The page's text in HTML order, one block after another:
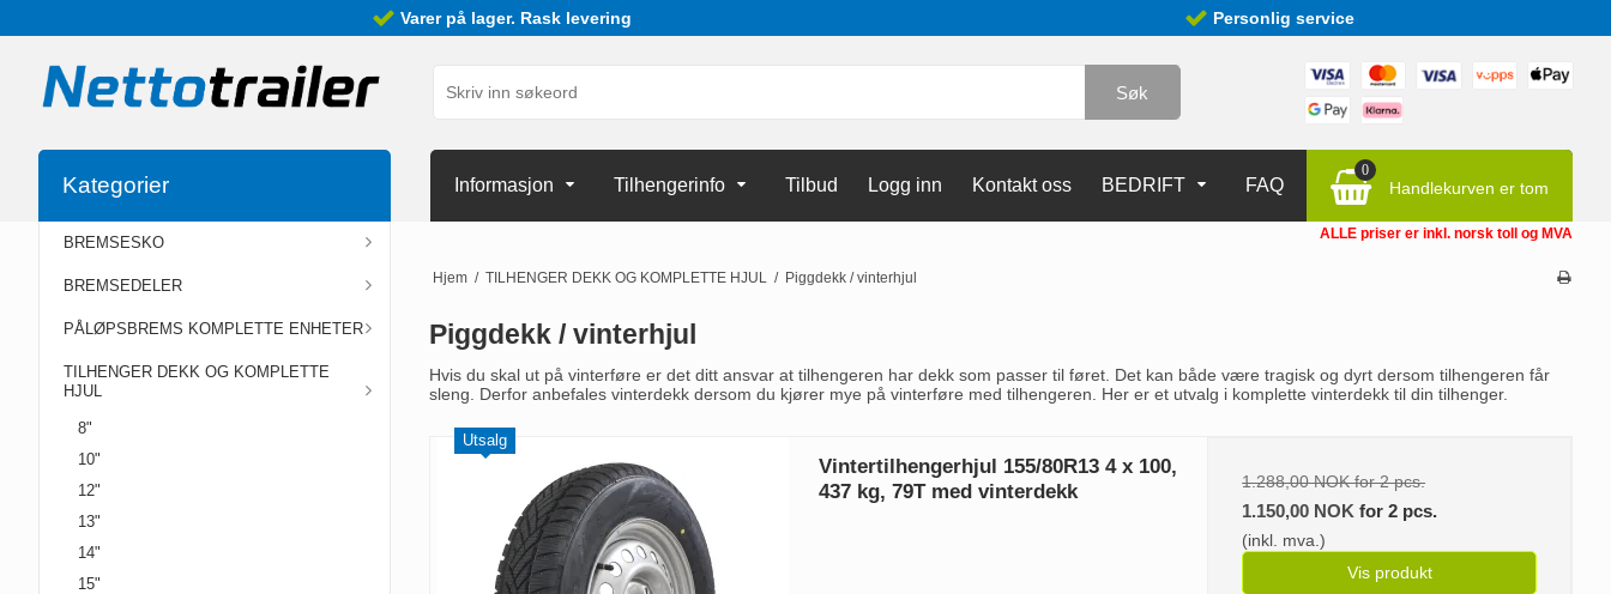
Varer på lager. Rask levering Personlig service
Søk
0
Handlekurven er tom
Informasjon Tilhengerinfo Tilbud Logg inn Kontakt oss BEDRIFT FAQ
Kategorier
BREMSESKO
BREMSEDELER
PÅLØPSBREMS KOMPLETTE ENHETER
TILHENGER DEKK OG KOMPLETTE
HJUL
8"
10"
12"
13"
14"
15"
ALLE priser er inkl. norsk toll og MVA
Hjem / TILHENGER DEKK OG KOMPLETTE HJUL / Piggdekk / vinterhjul
Piggdekk / vinterhjul
Hvis du skal ut på vinterføre er det ditt ansvar at tilhengeren har dekk som passer til føret. Det kan både være tragisk og dyrt dersom tilhengeren får
sleng. Derfor anbefales vinterdekk dersom du kjører mye på vinterføre med tilhengeren. Her er et utvalg i komplette vinterdekk til din tilhenger.
Utsalg
Vintertilhengerhjul 155/80R13 4 x 100,
437 kg, 79T med vinterdekk
1.288,00 NOK for 2 pcs.
1.150,00 NOK for 2 pcs.
(inkl. mva.)
Vis produkt